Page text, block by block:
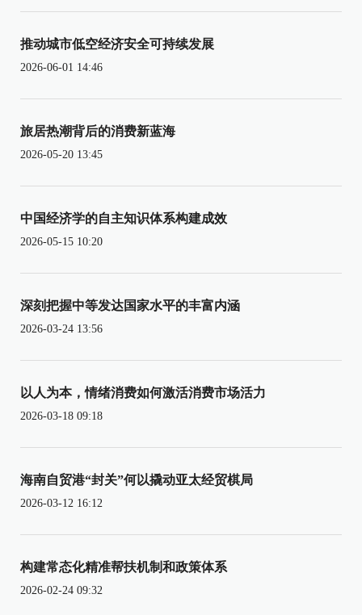
推动城市低空经济安全可持续发展
2026-06-01 14:46
旅居热潮背后的消费新蓝海
2026-05-20 13:45
中国经济学的自主知识体系构建成效
2026-05-15 10:20
深刻把握中等发达国家水平的丰富内涵
2026-03-24 13:56
以人为本，情绪消费如何激活消费市场活力
2026-03-18 09:18
海南自贸港“封关”何以撬动亚太经贸棋局
2026-03-12 16:12
构建常态化精准帮扶机制和政策体系
2026-02-24 09:32